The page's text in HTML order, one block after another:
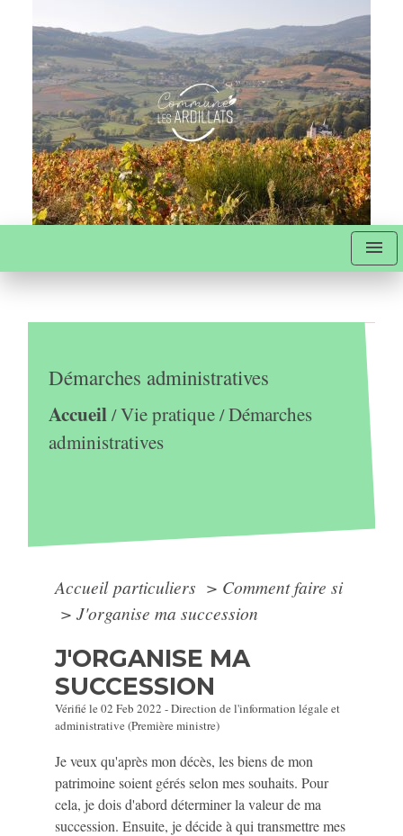
menu
Démarches administratives
Accueil/Vie pratique/Démarches
administratives
Accueil particuliers > Comment faire si
> J'organise ma succession
J'ORGANISE MA
SUCCESSION
Vérifié le 02 Feb 2022 - Direction de l'information légale et
administrative (Première ministre)
Je veux qu'après mon décès, les biens de mon
patrimoine soient gérés selon mes souhaits. Pour
cela, je dois d'abord déterminer la valeur de ma
succession. Ensuite, je décide à qui transmettre mes